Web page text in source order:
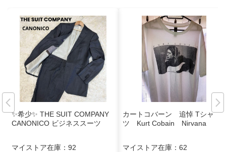
✨希少✨ THE SUIT COMPANY
CANONICO ビジネススーツ
マイストア在庫： 92
カートコバーン 追悼 Tシャ
ツ Kurt Cobain Nirvana
マイストア在庫： 62